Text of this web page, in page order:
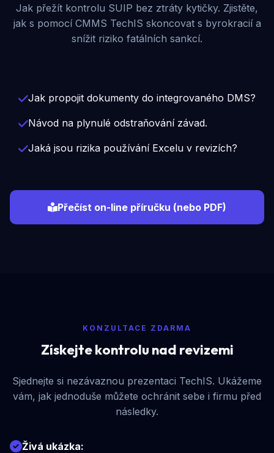
Jak přežít kontrolu SUIP bez ztráty kytičky. Zjistěte,
jak s pomocí CMMS TechIS skoncovat s byrokracií a
snížit riziko fatálních sankcí.
Jak propojit dokumenty do integrovaného DMS?
Návod na plynulé odstraňování závad.
Jaká jsou rizika používání Excelu v revizích?
Přečíst on-line příručku (nebo PDF)
KONZULTACE ZDARMA
Získejte kontrolu nad revizemi
Sjednejte si nezávaznou prezentaci TechIS. Ukážeme
vám, jak jednoduše můžete ochránit sebe i firmu před
následky.
Živá ukázka: